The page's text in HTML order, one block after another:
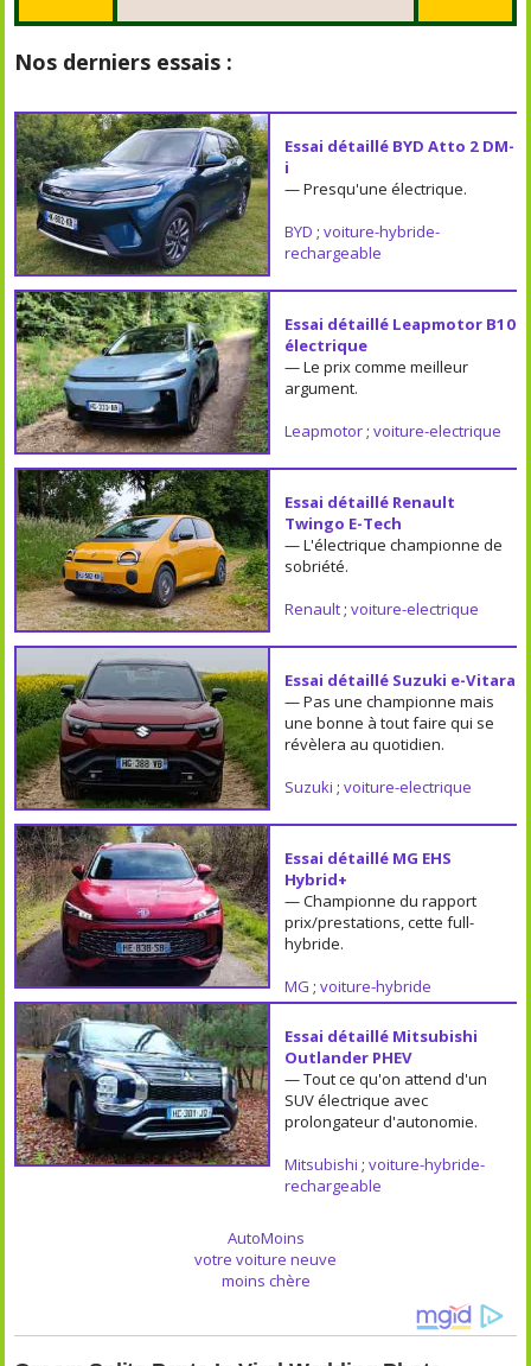
Nos derniers essais :
Essai détaillé BYD Atto 2 DM-
i
— Presqu'une électrique.
BYD ; voiture-hybride-
rechargeable
Essai détaillé Leapmotor B10
électrique
— Le prix comme meilleur
argument.
Leapmotor; voiture-electrique
Essai détaillé Renault
Twingo E-Tech
— L'électrique championne de
sobriété.
Renault; voiture-electrique
Essai détaillé Suzuki e-Vitara
— Pas une championne mais
une bonne à tout faire qui se
révèlera au quotidien.
Suzuki ; voiture-electrique
Essai détaillé MG EHS
Hybrid+
— Championne du rapport
prix/prestations, cette full-
hybride.
MG ; voiture-hybride
Essai détaillé Mitsubishi
Outlander PHEV
— Tout ce qu'on attend d'un
SUV électrique avec
prolongateur d'autonomie.
Mitsubishi ; voiture-hybride-
rechargeable
AutoMoins
votre voiture neuve
moins chère